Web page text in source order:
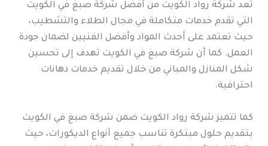
تُعد شركة رواد الكويت من أفضل شركة صبغ في الكويت
التي تقدم خدمات متكاملة في مجال الطلاء والتشطيب،
حيث تعتمد على أحدث المواد وأفضل الفنيين لضمان جودة
العمل. كما أن شركة صبغ في الكويت تهدف إلى تحسين
شكل المنازل والمباني من خلال تقديم خدمات دهانات
احترافية.
كما تتميز شركة رواد الكويت ضمن شركة صبغ في الكويت
بتقديم حلول مبتكرة تناسب جميع أنواع الديكورات، حيث